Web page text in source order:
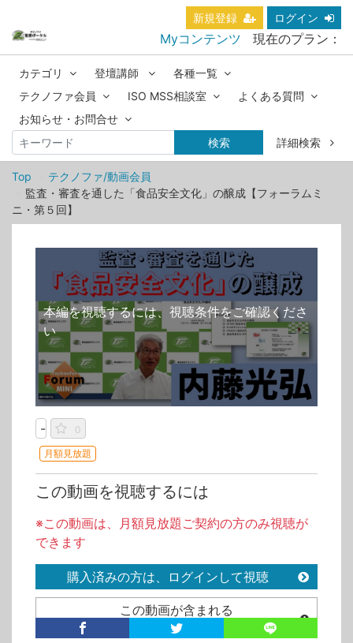
新規登録 ログイン
Myコンテンツ 現在のプラン：
カテゴリ 登壇講師
各種一覧
テクノファ会員
ISO MSS相談室
よくある質問
お知らせ・お問合せ
検索
詳細検索
Top
テクノファ/動画会員
監査・審査を通した「食品安全文化」の醸成【フォーラムミ
ニ・第５回】
本編を視聴するには、視聴条件をご確認くださ
い
-
0
月額見放題
この動画を視聴するには
※この動画は、月額見放題ご契約の方のみ視聴が
できます
購入済みの方は、ログインして視聴
この動画が含まれる
月額見放題